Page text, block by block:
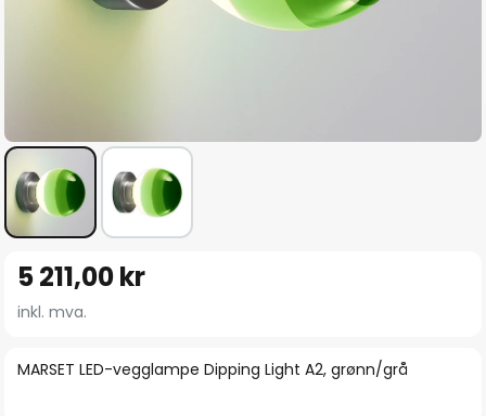
begynnelsen
bildegalleri
MARSET LED-vegglampe Dipping Light A2, grønn/grå
5 211,00 kr
inkl. mva.